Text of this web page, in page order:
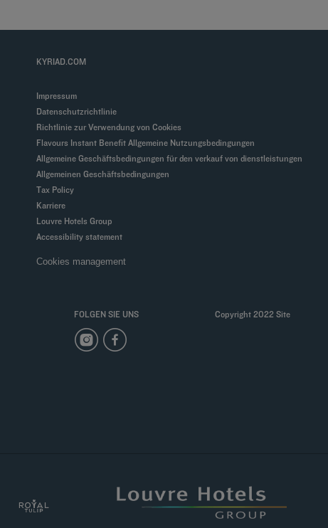
KYRIAD.COM
Impressum
Datenschutzrichtlinie
Richtlinie zur Verwendung von Cookies
Flavours Instant Benefit Allgemeine Nutzungsbedingungen
Allgemeine Geschäftsbedingungen für den verkauf von dienstleistungen
Allgemeinen Geschäftsbedingungen
Tax Policy
Karriere
Louvre Hotels Group
Accessibility statement
Cookies management
FOLGEN SIE UNS Copyright 2022 Site